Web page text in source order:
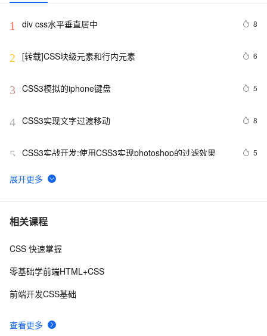
1 div css水平垂直居中 8
2 [转载]CSS块级元素和行内元素 6
3 CSS3模拟的iphone键盘 5
4 CSS3实现文字过渡移动 8
5 CSS3实战开发:使用CSS3实现photoshop的过滤效果 5
6 CSS 中 ::before 和 ::after 伪元素的四个实际用途
7 使用CSS实现 图片帧动画 与 曲线运动
8 【01】完成新年倒计时页面-蛇年新年快乐倒计时领取礼
html5+div+CSS+JavaScript-优雅草卓伊凡-做一条关于新
年的代码分享给你们-为了C站的分拼一下子
相关课程
查看更多
CSS 快速掌握
零基础学前端HTML+CSS
前端开发CSS基础